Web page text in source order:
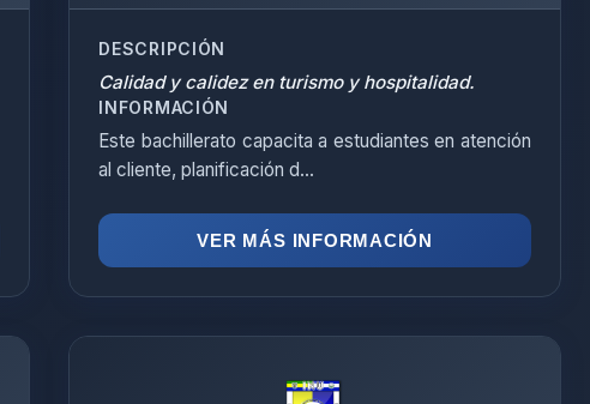
DESCRIPCIÓN
Calidad y calidez en turismo y hospitalidad.
INFORMACIÓN
Este bachillerato capacita a estudiantes en atención
al cliente, planificación d...
VER MÁS INFORMACIÓN